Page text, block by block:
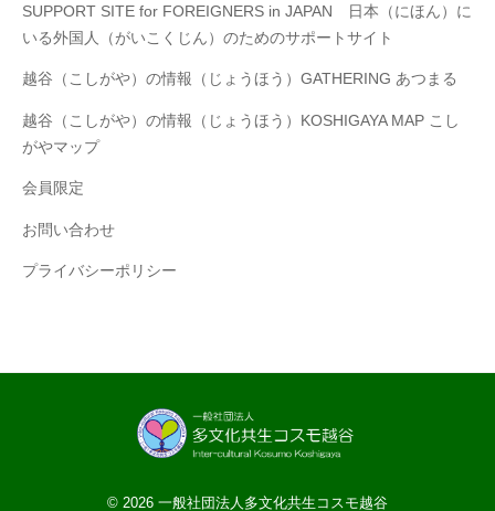
SUPPORT SITE for FOREIGNERS in JAPAN 日本（にほん）に
いる外国人（がいこくじん）のためのサポートサイト
越谷（こしがや）の情報（じょうほう）GATHERING あつまる
越谷（こしがや）の情報（じょうほう）KOSHIGAYA MAP こし
がやマップ
​会員限定
お問い合わせ
プライバシーポリシー
© 2026 一般社団法人多文化共生コスモ越谷